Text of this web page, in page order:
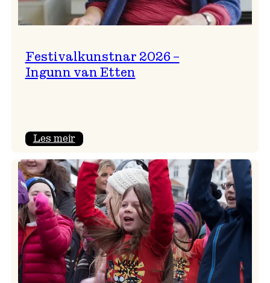
Festivalkunstnar 2026 –
Ingunn van Etten
Les meir:
2026
–
Ingunn van Etten